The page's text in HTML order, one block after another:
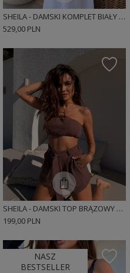
SHEILA - DAMSKI KOMPLET BIAŁY Z HAFTOWANEJ BAWEŁNY MAXI 'LORIANA'
529,00 PLN
SHEILA - DAMSKI TOP BRĄZOWY MUŚLINOWY O KROJU TYPU BOMBKA 'OTRICIA'
199,00 PLN
NASZ
BESTSELLER